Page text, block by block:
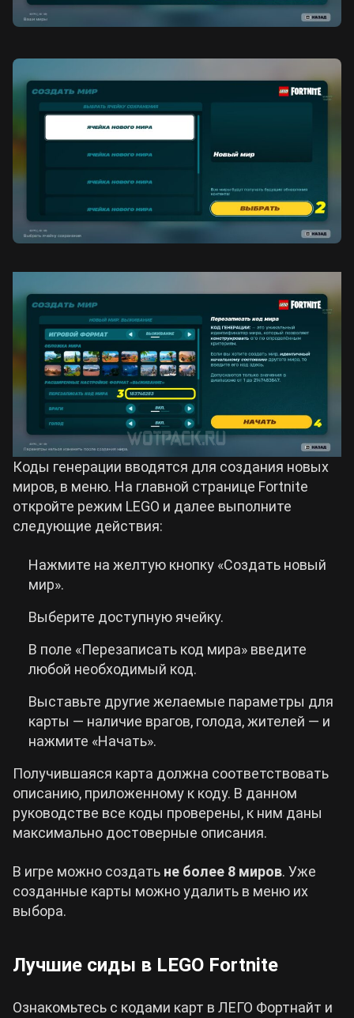
Коды генерации вводятся для создания новых
миров, в меню. На главной странице Fortnite
откройте режим LEGO и далее выполните
следующие действия:
Нажмите на желтую кнопку «Создать новый
мир».
Выберите доступную ячейку.
В поле «Перезаписать код мира» введите
любой необходимый код.
Выставьте другие желаемые параметры для
карты — наличие врагов, голода, жителей — и
нажмите «Начать».
Получившаяся карта должна соответствовать
описанию, приложенному к коду. В данном
руководстве все коды проверены, к ним даны
максимально достоверные описания.
В игре можно создать не более 8 миров. Уже
созданные карты можно удалить в меню их
выбора.
Лучшие сиды в LEGO Fortnite
Ознакомьтесь с кодами карт в ЛЕГО Фортнайт и